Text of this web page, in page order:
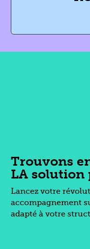
Trouvons
LA solution
Lancez votre
accompagnement
adapté à votre